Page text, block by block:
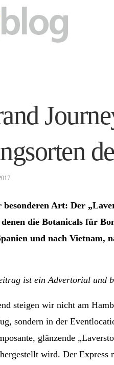
besonderen Art: Der
die Botanicals für
und nach Vietnam,
ist ein Advertorial und
steigen wir nicht am
sondern in der
glänzende
wird. Der Express